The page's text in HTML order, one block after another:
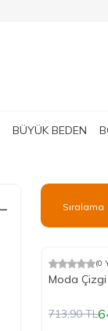
BÜYÜK BEDEN
%10İndirim
Yeni (0
Moda Çizgi
713,90TL